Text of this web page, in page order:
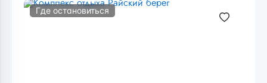
Где остановиться